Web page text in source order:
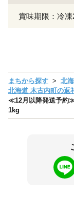
賞味期限：冷凍
まちから探す 北
北海道 木古内町の返
≪12月以降発送予約
1kg